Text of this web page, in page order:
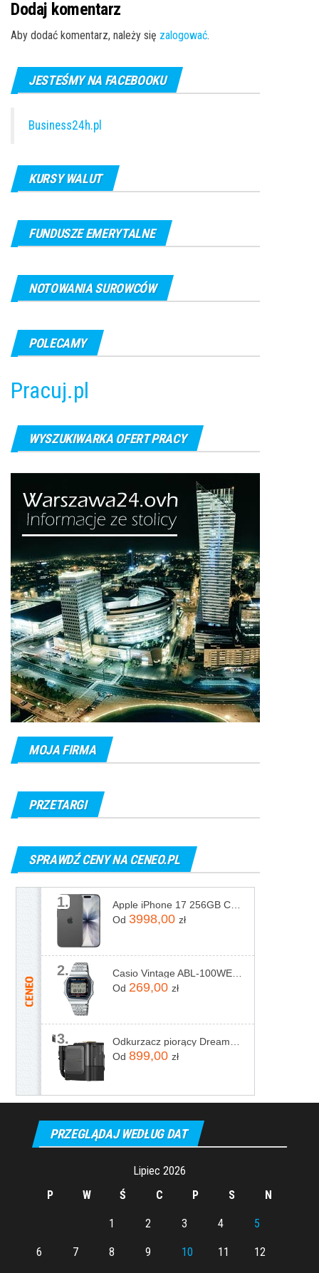
Dodaj komentarz
Aby dodać komentarz, należy się zalogować.
JESTEŚMY NA FACEBOOKU
Business24h.pl
KURSY WALUT
FUNDUSZE EMERYTALNE
NOTOWANIA SUROWCÓW
POLECAMY
Pracuj.pl
WYSZUKIWARKA OFERT PRACY
MOJA FIRMA
PRZETARGI
SPRAWDŹ CENY NA CENEO.PL
1.
Apple iPhone 17 256GB Czarny
Od 3998,00 zł
2.
Casio Vintage ABL-100WE-1AEF
Od 269,00 zł
3.
Odkurzacz piorący Dreame N20 Steam Czarny
Od 899,00 zł
PRZEGLĄDAJ WEDŁUG DAT
Lipiec 2026
P
W Ś C P S N
1 2 3 4 5
6 7 8 9 10 11 12